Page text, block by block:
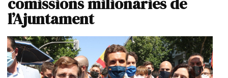
l’Ajuntament